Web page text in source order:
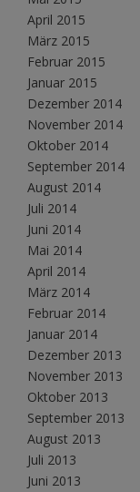
April 2015
März 2015
Februar 2015
Januar 2015
Dezember 2014
November 2014
Oktober 2014
September 2014
August 2014
Juli 2014
Juni 2014
Mai 2014
April 2014
März 2014
Februar 2014
Januar 2014
Dezember 2013
November 2013
Oktober 2013
September 2013
August 2013
Juli 2013
Juni 2013